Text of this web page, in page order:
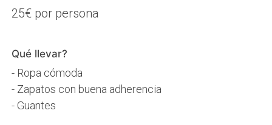
25€ por persona
Qué llevar?
- Ropa cómoda
- Zapatos con buena adherencia
- Guantes